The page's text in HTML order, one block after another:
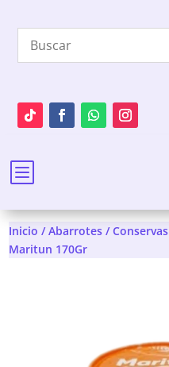
b
Inicio /Abarrotes /
Maritun 170Gr